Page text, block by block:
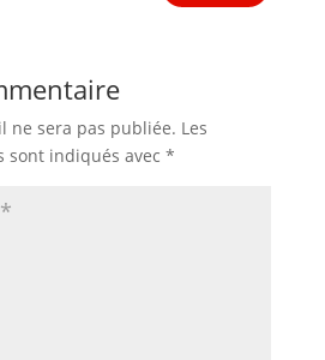
ne sera pas publiée. Les
sont indiqués avec *